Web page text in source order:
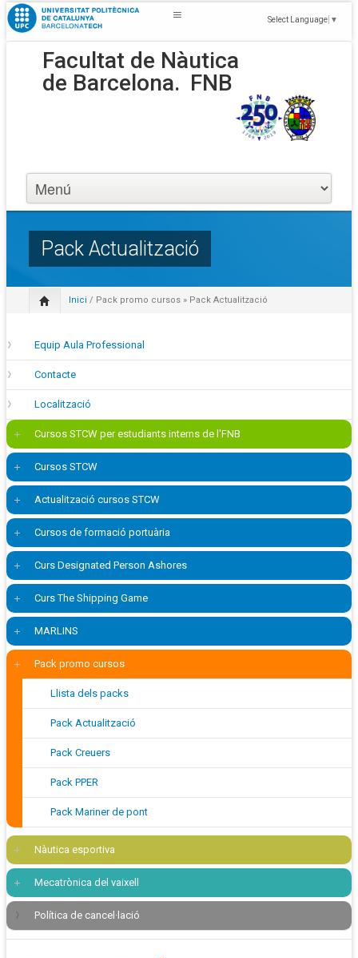
Select Language ▼
Facultat de Nàutica
de Barcelona. FNB
Pack Actualització
Inici / Pack promo cursos » Pack Actualització
Equip Aula Professional
Contacte
Localització
Cursos STCW per estudiants interns de l'FNB
Cursos STCW
Actualització cursos STCW
Cursos de formació portuària
Curs Designated Person Ashores
Curs The Shipping Game
MARLINS
Pack promo cursos
Llista dels packs
Pack Actualització
Pack Creuers
Pack PPER
Pack Mariner de pont
Nàutica esportiva
Mecatrònica del vaixell
Política de cancel·lació